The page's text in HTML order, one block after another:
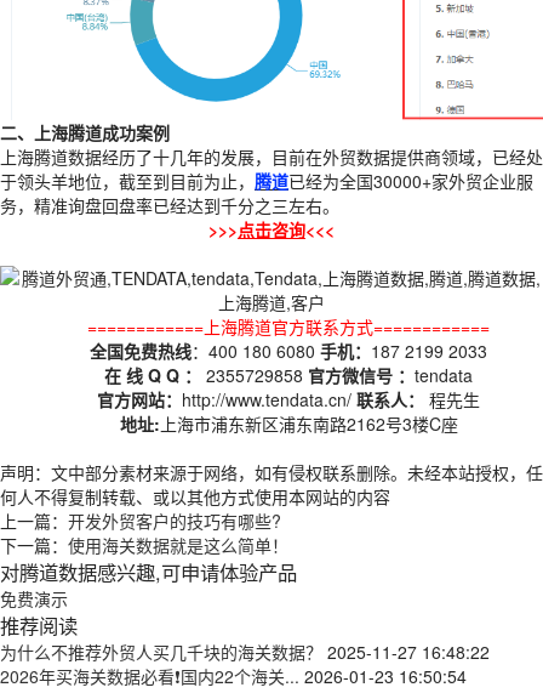
二、上海腾道成功案例
上海腾道数据经历了十几年的发展，目前在外贸数据提供商领域，已经处
于领头羊地位，截至到目前为止， 腾道已经为全国30000+家外贸企业服
务，精准询盘回盘率已经达到千分之三左右。
>>>点击咨询<<<
============上海腾道官方联系方式============
全国免费热线：400 180 6080 手机： 187 2199 2033
在 线 Q Q ：
2355729858 官方微信号 ： tendata
官方网站： http://www.tendata.cn/ 联系人：
程先生
地址: 上海市浦东新区浦东南路2162号3楼C座
声明：文中部分素材来源于网络，如有侵权联系删除。未经本站授权，任
何人不得复制转载、或以其他方式使用本网站的内容
上一篇： 开发外贸客户的技巧有哪些?
下一篇： 使用海关数据就是这么简单！
对腾道数据感兴趣,可申请体验产品
免费演示
推荐阅读
为什么不推荐外贸人买几千块的海关数据？ 2025-11-27 16:48:22
2026年买海关数据必看❗国内22个海关... 2026-01-23 16:50:54